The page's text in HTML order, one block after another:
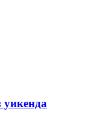
уикенда